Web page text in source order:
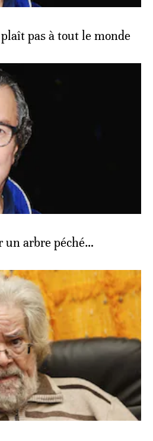
pas à tout le monde
un arbre péché…